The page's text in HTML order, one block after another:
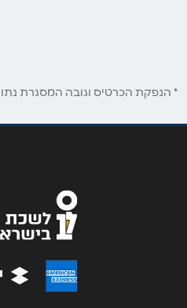
* הנפקת הכרטיס וגובה המסגרת